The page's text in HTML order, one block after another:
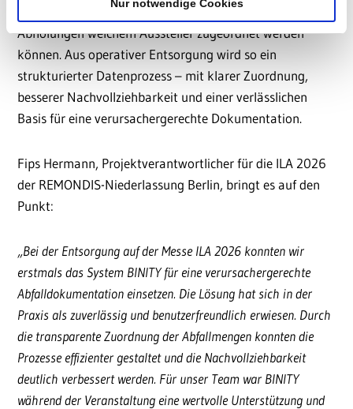
Nur notwendige Cookies
nachvollziehbar zeigt, welche Fraktionen und wie viele
Abholungen welchem Aussteller zugeordnet werden
können. Aus operativer Entsorgung wird so ein
strukturierter Datenprozess – mit klarer Zuordnung,
besserer Nachvollziehbarkeit und einer verlässlichen
Basis für eine verursachergerechte Dokumentation.
Fips Hermann, Projektverantwortlicher für die ILA 2026
der REMONDIS-Niederlassung Berlin, bringt es auf den
Punkt:
„Bei der Entsorgung auf der Messe ILA 2026 konnten wir
erstmals das System BINITY für eine verursachergerechte
Abfalldokumentation einsetzen. Die Lösung hat sich in der
Praxis als zuverlässig und benutzerfreundlich erwiesen. Durch
die transparente Zuordnung der Abfallmengen konnten die
Prozesse effizienter gestaltet und die Nachvollziehbarkeit
deutlich verbessert werden. Für unser Team war BINITY
während der Veranstaltung eine wertvolle Unterstützung und